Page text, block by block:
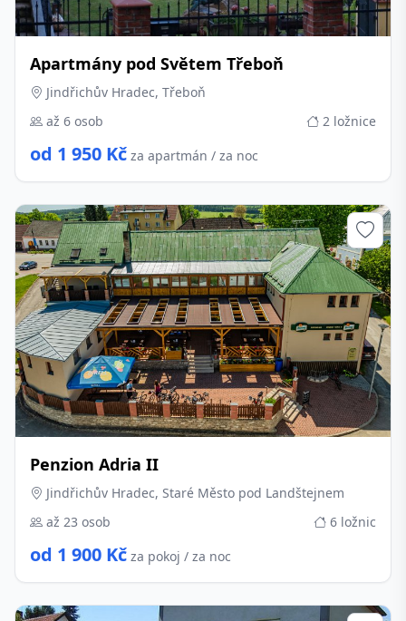
Apartmány pod Světem Třeboň
Jindřichův Hradec, Třeboň
až 6 osob
2 ložnice
od 1 950 Kč za apartmán / za noc
Penzion Adria II
Jindřichův Hradec, Staré Město pod Landštejnem
až 23 osob
6 ložnic
od 1 900 Kč za pokoj / za noc